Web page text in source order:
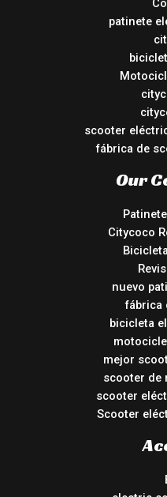
patinete
scooter
fábrica de
Our
Citycoco
nuevo
fábrica
bicicleta
mejor
scooter de
scooter
Scooter